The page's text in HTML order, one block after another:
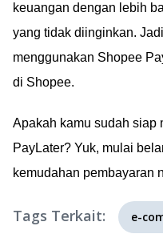
keuangan dengan lebih
yang tidak diinginkan.
menggunakan Shopee
di Shopee.
Apakah kamu sudah siap
PayLater? Yuk, mulai
kemudahan pembayaran
Tags Terkait: e-